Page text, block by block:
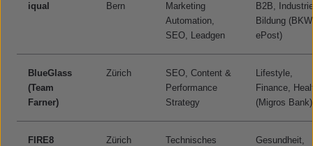
iqual Bern
Marketing
Automation,
SEO, Leadgen
B2B,
Bildung
ePost)
BlueGlass
(Team
Farner)
Zürich
SEO, Content &
Performance
Strategy
Lifestyle,
Finance,
(Migros Bank)
FIRE8 Zürich
Technisches
Gesundheit,